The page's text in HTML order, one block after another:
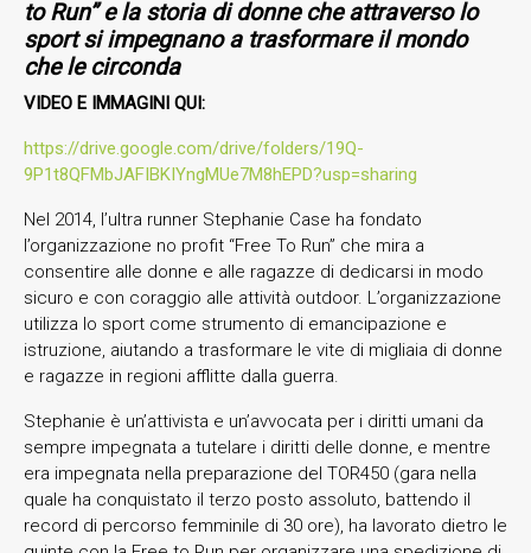
to Run” e la storia di donne che attraverso lo
sport si impegnano a trasformare il mondo
che le circonda
VIDEO E IMMAGINI QUI:
https://drive.google.com/drive/folders/19Q-
9P1t8QFMbJAFIBKIYngMUe7M8hEPD?usp=sharing
Nel 2014, l’ultra runner Stephanie Case ha fondato
l’organizzazione no profit “Free To Run” che mira a
consentire alle donne e alle ragazze di dedicarsi in modo
sicuro e con coraggio alle attività outdoor. L’organizzazione
utilizza lo sport come strumento di emancipazione e
istruzione, aiutando a trasformare le vite di migliaia di donne
e ragazze in regioni afflitte dalla guerra.
Stephanie è un’attivista e un’avvocata per i diritti umani da
sempre impegnata a tutelare i diritti delle donne, e mentre
era impegnata nella preparazione del TOR450 (gara nella
quale ha conquistato il terzo posto assoluto, battendo il
record di percorso femminile di 30 ore), ha lavorato dietro le